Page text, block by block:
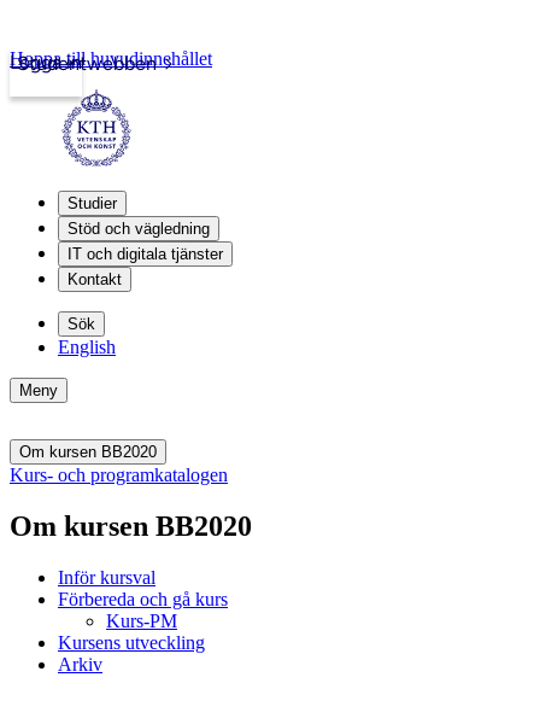
Studentwebben
Logga in
Hoppa till huvudinnehållet
Studier
Stöd och vägledning
IT och digitala tjänster
Kontakt
Sök
English
Meny
Om kursen BB2020
Kurs- och programkatalogen
Om kursen BB2020
Inför kursval
Förbereda och gå kurs
Kurs-PM
Kursens utveckling
Arkiv